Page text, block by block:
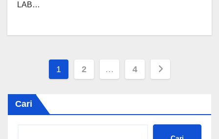
LAB…
Paginasi
1 2 … 4
Cari